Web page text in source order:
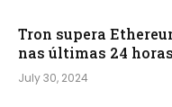
Tron supera
nas últimas 24 horas
July 30, 2024